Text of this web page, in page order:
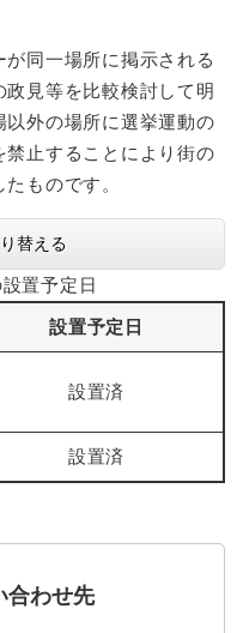
同一場所に掲示される
見等を比較検討して明
外の場所に選挙運動の
止することにより街の
ものです。
替える
置予定日
設置予定日
設置済
設置済
合わせ先